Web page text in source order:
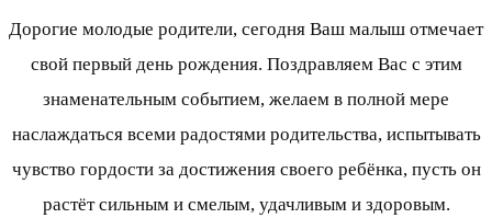
Дорогие молодые родители, сегодня Ваш малыш отмечает
свой первый день рождения. Поздравляем Вас с этим
знаменательным событием, желаем в полной мере
наслаждаться всеми радостями родительства, испытывать
чувство гордости за достижения своего ребёнка, пусть он
растёт сильным и смелым, удачливым и здоровым.